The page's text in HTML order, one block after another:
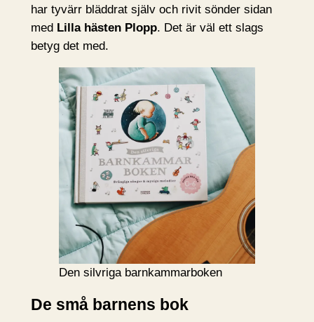
har tyvärr bläddrat själv och rivit sönder sidan
med Lilla hästen Plopp. Det är väl ett slags
betyg det med.
Den silvriga barnkammarboken
De små barnens bok